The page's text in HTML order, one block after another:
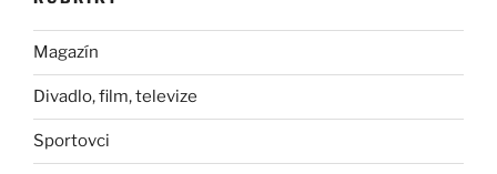
Magazín
Divadlo, film, televize
Sportovci